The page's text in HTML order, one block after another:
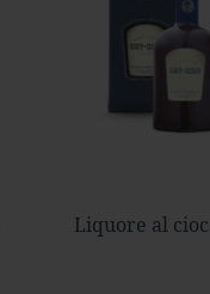
Liquore al